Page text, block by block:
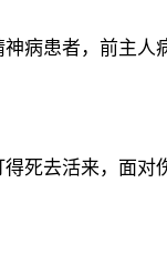
病患者，前主
死去活来，面